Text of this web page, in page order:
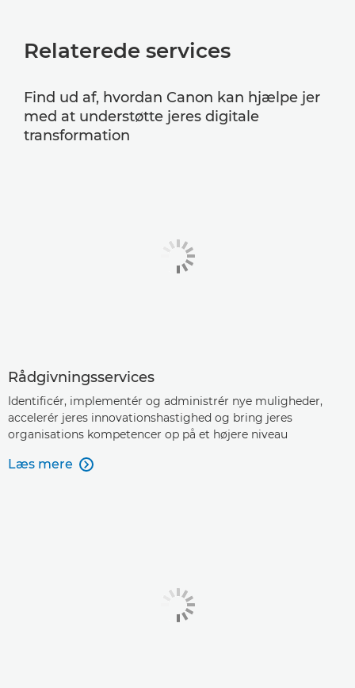
Relaterede services
Find ud af, hvordan Canon kan hjælpe jer
med at understøtte jeres digitale
transformation
Rådgivningsservices
Identificér, implementér og administrér nye muligheder,
accelerér jeres innovationshastighed og bring jeres
organisations kompetencer op på et højere niveau
Læs mere 